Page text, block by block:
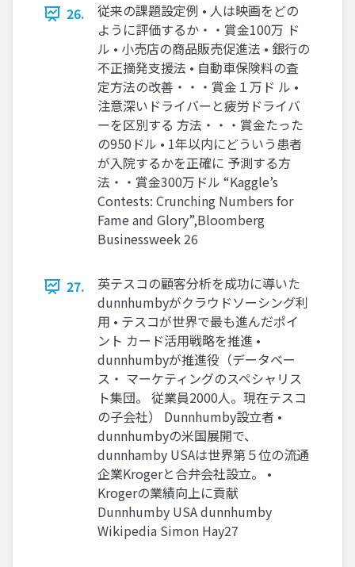
26.
従来の課題設定例 • 人は映画をどの
ように評価するか・・賞金100万 ド
ル • 小売店の商品販売促進法 • 銀行の
不正摘発支援法 • 自動車保険料の査
定方法の改善・・・賞金１万ド ル •
注意深いドライバーと疲労ドライバ
ーを区別する 方法・・・賞金たった
の950ドル • 1年以内にどういう患者
が入院するかを正確に 予測する方
法・・賞金300万ドル “Kaggle’s
Contests: Crunching Numbers for
Fame and Glory”,Bloomberg
Businessweek 26
27.
英テスコの顧客分析を成功に導いた
dunnhumbyがクラウドソーシング利
用 • テスコが世界で最も進んだポイ
ント カード活用戦略を推進 •
dunnhumbyが推進役（データベー
ス・ マーケティングのスペシャリス
ト集団。 従業員2000人。現在テスコ
の子会社） Dunnhumby設立者 •
dunnhumbyの米国展開で、
dunnhamby USAは世界第５位の流通
企業Krogerと合弁会社設立。 •
Krogerの業績向上に貢献
Dunnhumby USA dunnhumby
Wikipedia Simon Hay27